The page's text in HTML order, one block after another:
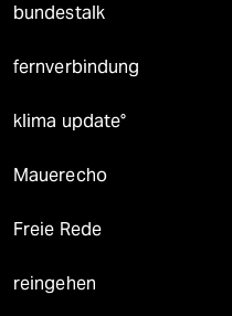
bundestalk
fernverbindung
klima update°
Mauerecho
Freie Rede
reingehen